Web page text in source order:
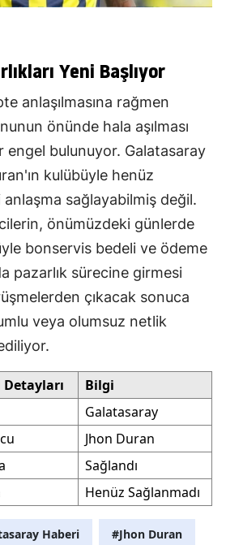
Yeni Başlıyor
anlaşılmasına rağmen
önünde hala aşılması
engel bulunuyor. Galatasaray
kulübüyle henüz
sağlayabilmiş değil.
önümüzdeki günlerde
bonservis bedeli ve ödeme
pazarlık sürecine girmesi
çıkacak sonuca
veya olumsuz netlik
Bilgi
Galatasaray
Jhon Duran
Sağlandı
Henüz Sağlanmadı
Haberi #Jhon Duran